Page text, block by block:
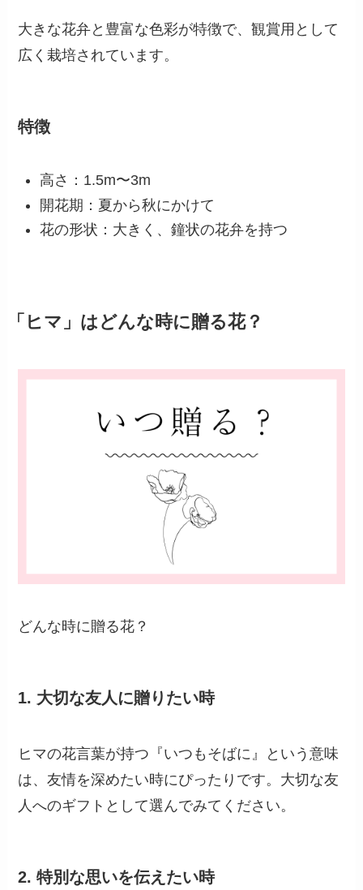
大きな花弁と豊富な色彩が特徴で、観賞用として
広く栽培されています。
特徴
高さ：1.5m〜3m
開花期：夏から秋にかけて
花の形状：大きく、鐘状の花弁を持つ
「ヒマ」はどんな時に贈る花？
どんな時に贈る花？
1. 大切な友人に贈りたい時
ヒマの花言葉が持つ『いつもそばに』という意味
は、友情を深めたい時にぴったりです。大切な友
人へのギフトとして選んでみてください。
2.特別な思いを伝えたい時